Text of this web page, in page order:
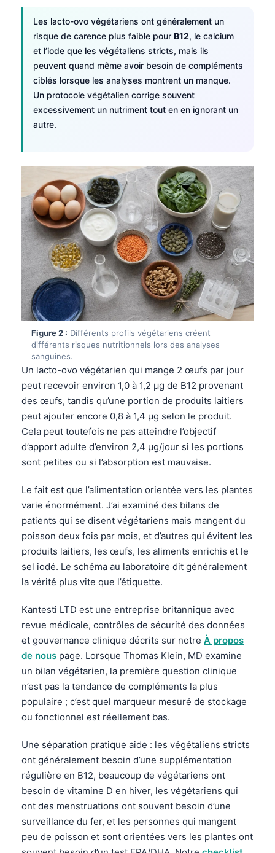
Les lacto-ovo végétariens ont généralement un
risque de carence plus faible pour B12, le calcium
et l’iode que les végétaliens stricts, mais ils
peuvent quand même avoir besoin de compléments
ciblés lorsque les analyses montrent un manque.
Un protocole végétalien corrige souvent
excessivement un nutriment tout en en ignorant un
autre.
Figure 2 : Différents profils végétariens créent
différents risques nutritionnels lors des analyses
sanguines.
Un lacto-ovo végétarien qui mange 2 œufs par jour
peut recevoir environ 1,0 à 1,2 µg de B12 provenant
des œufs, tandis qu’une portion de produits laitiers
peut ajouter encore 0,8 à 1,4 µg selon le produit.
Cela peut toutefois ne pas atteindre l’objectif
d’apport adulte d’environ 2,4 µg/jour si les portions
sont petites ou si l’absorption est mauvaise.
Le fait est que l’alimentation orientée vers les plantes
varie énormément. J’ai examiné des bilans de
patients qui se disent végétariens mais mangent du
poisson deux fois par mois, et d’autres qui évitent les
produits laitiers, les œufs, les aliments enrichis et le
sel iodé. Le schéma au laboratoire dit généralement
la vérité plus vite que l’étiquette.
Kantesti LTD est une entreprise britannique avec
revue médicale, contrôles de sécurité des données
et gouvernance clinique décrits sur notre À propos
de nous page. Lorsque Thomas Klein, MD examine
un bilan végétarien, la première question clinique
n’est pas la tendance de compléments la plus
populaire ; c’est quel marqueur mesuré de stockage
ou fonctionnel est réellement bas.
Une séparation pratique aide : les végétaliens stricts
ont généralement besoin d’une supplémentation
régulière en B12, beaucoup de végétariens ont
besoin de vitamine D en hiver, les végétariens qui
ont des menstruations ont souvent besoin d’une
surveillance du fer, et les personnes qui mangent
peu de poisson et sont orientées vers les plantes ont